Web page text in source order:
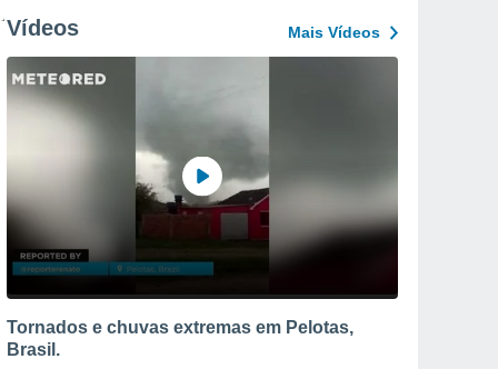
Vídeos Mais Vídeos
Tornados e chuvas extremas em Pelotas,
Brasil.